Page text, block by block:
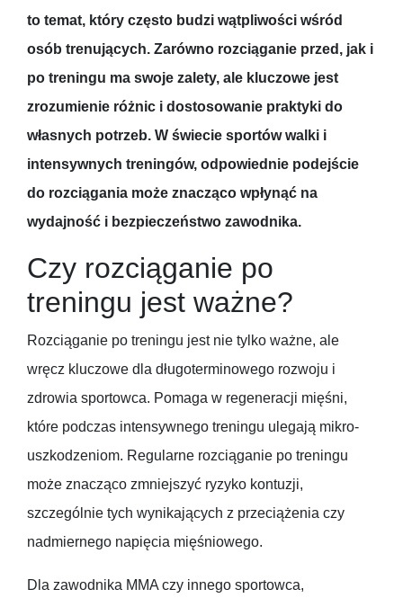
to temat, który często budzi wątpliwości wśród
osób trenujących. Zarówno rozciąganie przed, jak i
po treningu ma swoje zalety, ale kluczowe jest
zrozumienie różnic i dostosowanie praktyki do
własnych potrzeb. W świecie sportów walki i
intensywnych treningów, odpowiednie podejście
do rozciągania może znacząco wpłynąć na
wydajność i bezpieczeństwo zawodnika.
Czy rozciąganie po
treningu jest ważne?
Rozciąganie po treningu jest nie tylko ważne, ale
wręcz kluczowe dla długoterminowego rozwoju i
zdrowia sportowca. Pomaga w regeneracji mięśni,
które podczas intensywnego treningu ulegają mikro-
uszkodzeniom. Regularne rozciąganie po treningu
może znacząco zmniejszyć ryzyko kontuzji,
szczególnie tych wynikających z przeciążenia czy
nadmiernego napięcia mięśniowego.
Dla zawodnika MMA czy innego sportowca,